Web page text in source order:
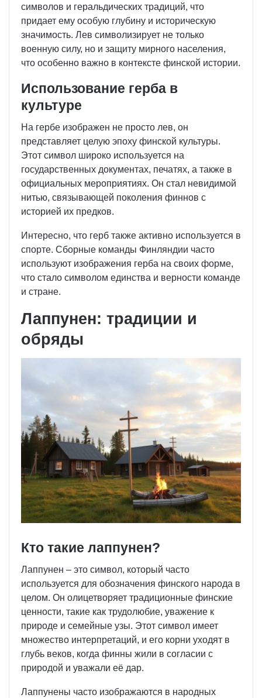
символов и геральдических традиций, что
придает ему особую глубину и историческую
значимость. Лев символизирует не только
военную силу, но и защиту мирного населения,
что особенно важно в контексте финской истории.
Использование герба в
культуре
На гербе изображен не просто лев, он
представляет целую эпоху финской культуры.
Этот символ широко используется на
государственных документах, печатях, а также в
официальных мероприятиях. Он стал невидимой
нитью, связывающей поколения финнов с
историей их предков.
Интересно, что герб также активно используется в
спорте. Сборные команды Финляндии часто
используют изображения герба на своих форме,
что стало символом единства и верности команде
и стране.
Лаппунен: традиции и
обряды
Кто такие лаппунен?
Лаппунен – это символ, который часто
используется для обозначения финского народа в
целом. Он олицетворяет традиционные финские
ценности, такие как трудолюбие, уважение к
природе и семейные узы. Этот символ имеет
множество интерпретаций, и его корни уходят в
глубь веков, когда финны жили в согласии с
природой и уважали её дар.
Лаппунены часто изображаются в народных